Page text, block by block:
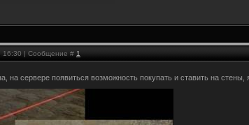
16:30 | Сообщение # 1
на сервере появиться возможность покупать и ставить на